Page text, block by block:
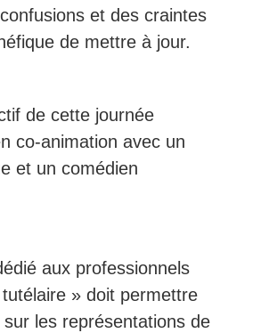
et des craintes
de mettre à jour.
de cette journée
co-animation avec un
et un comédien
aux professionnels
» doit permettre
sur les représentations de